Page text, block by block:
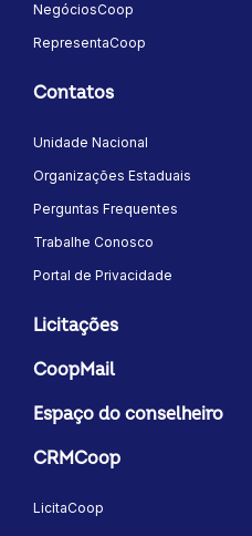
NegóciosCoop
RepresentaCoop
Contatos
Unidade Nacional
Organizações Estaduais
Perguntas Frequentes
Trabalhe Conosco
Portal de Privacidade
Licitações
CoopMail
Espaço do conselheiro
CRMCoop
LicitaCoop